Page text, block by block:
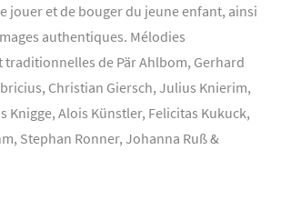
jouer et de bouger du jeune enfant, ainsi
authentiques. Mélodies
de Pär Ahlbom, Gerhard
Christian Giersch, Julius Knierim,
Knigge, Alois Künstler, Felicitas Kukuck,
Stephan Ronner, Johanna Ruß &